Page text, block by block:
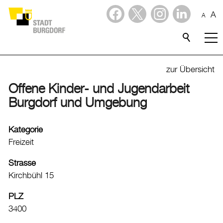
A A
Willkommen in Burgdorf
Lebensqualität
Freizeit
Freizeitangebote
Grünräume
zur Übersicht
Offene Kinder- und Jugendarbeit
Burgdorf und Umgebung
Kategorie
Freizeit
Strasse
Kirchbühl 15
PLZ
3400